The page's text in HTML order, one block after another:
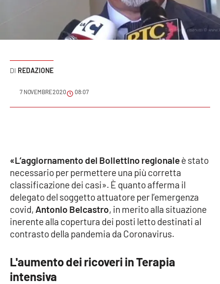
Meteo
VIDEO
Ambiente
Cronaca
Cultura
Economia e Lavoro
REDAZIONE
7 NOVEMBRE 2020 08:07
«L’aggiornamento del Bollettino regionaleè stato
necessario per permettere una più corretta
classificazione dei casi». È quanto afferma il
delegato del soggetto attuatore per l’emergenza
covid, Antonio Belcastro, in merito alla situazione
inerente alla copertura dei posti letto destinati al
contrasto della pandemia da Coronavirus.
L'aumento dei ricoveri in Terapia
intensiva